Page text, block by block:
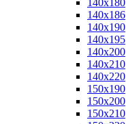
140x180
140x186
140x190
140x195
140x200
140x210
140x220
150x190
150x200
150x210